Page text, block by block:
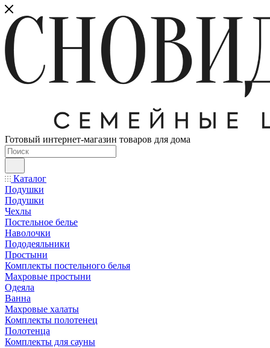
Готовый интернет-магазин товаров для дома
Каталог
Подушки
Подушки
Чехлы
Постельное белье
Наволочки
Пододеяльники
Простыни
Комплекты постельного белья
Махровые простыни
Одеяла
Ванна
Махровые халаты
Комплекты полотенец
Полотенца
Комплекты для сауны